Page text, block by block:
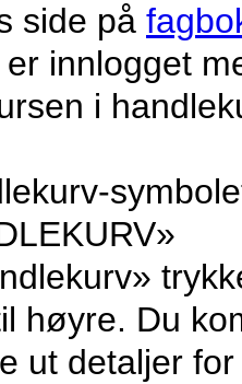
side på
innlogget
i
høyre. Du
ut detaljer